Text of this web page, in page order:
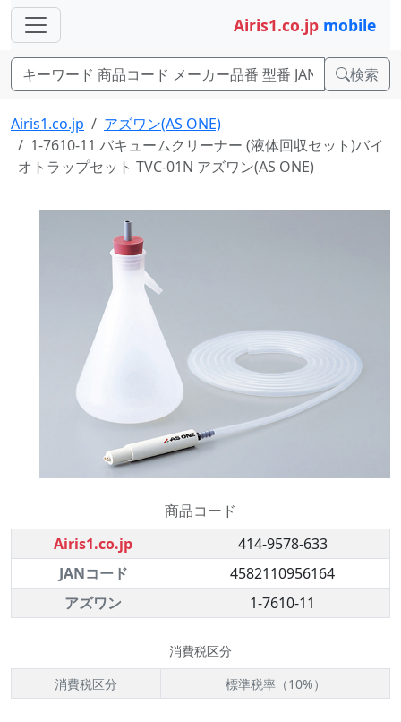
Airis1.co.jp mobile
検索
Airis1.co.jp
アズワン(AS ONE)
1-7610-11 バキュームクリーナー (液体回収セット)バイ
オトラップセット TVC-01N アズワン(AS ONE)
商品コード
Airis1.co.jp
414-9578-633
JANコード
4582110956164
アズワン
1-7610-11
消費税区分
消費税区分
標準税率（10%）